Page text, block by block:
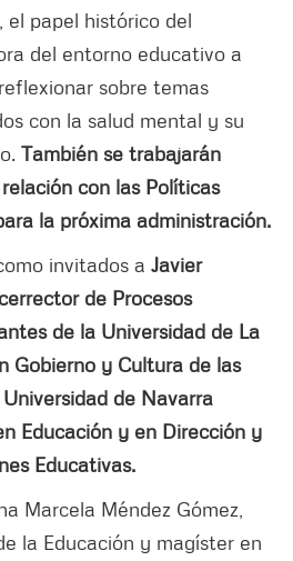
el papel histórico del
del entorno educativo a
sobre temas
con la salud mental y su
También se trabajarán
con las Políticas
la próxima administración.
invitados a Javier
de Procesos
de la Universidad de La
Gobierno y Cultura de las
de Navarra
Educación y en Dirección y
Educativas.
Marcela Méndez Gómez,
la Educación y magíster en